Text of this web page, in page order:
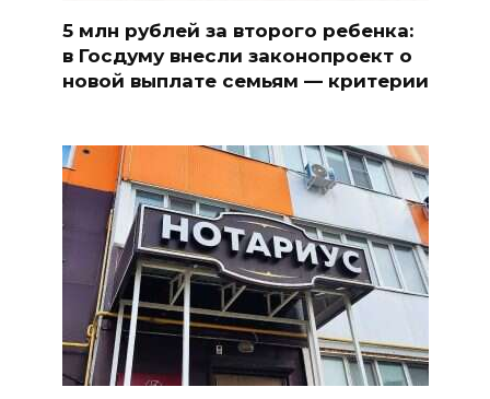
5 млн рублей за второго ребенка:
в Госдуму внесли законопроект о
новой выплате семьям — критерии